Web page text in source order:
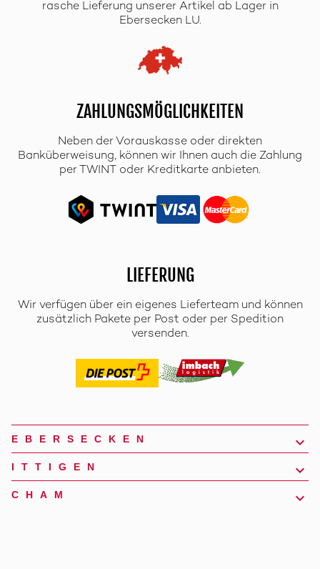
rasche Lieferung unserer Artikel ab Lager in
Ebersecken LU.
ZAHLUNGSMÖGLICHKEITEN
Neben der Vorauskasse oder direkten
Banküberweisung, können wir Ihnen auch die Zahlung
per TWINT oder Kreditkarte anbieten.
LIEFERUNG
Wir verfügen über ein eigenes Lieferteam und können
zusätzlich Pakete per Post oder per Spedition
versenden.
EBERSECKEN
ITTIGEN
CHAM